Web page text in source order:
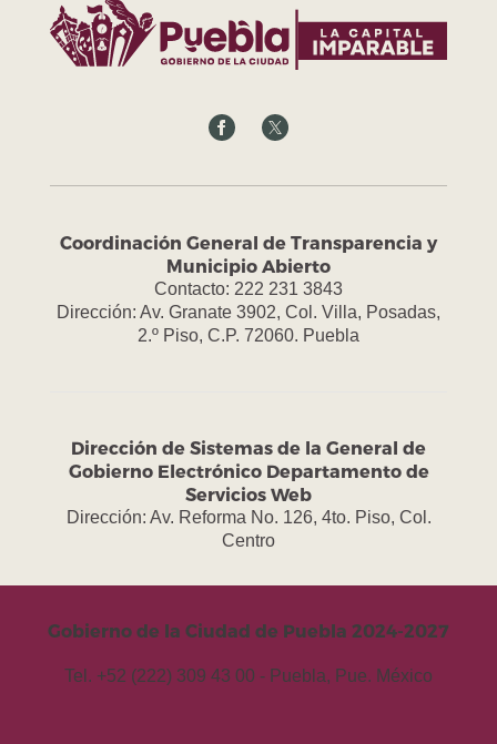
Coordinación General de Transparencia y
Municipio Abierto
Contacto: 222 231 3843
Dirección: Av. Granate 3902, Col. Villa, Posadas,
2.º Piso, C.P. 72060. Puebla
Dirección de Sistemas de la General de
Gobierno Electrónico Departamento de
Servicios Web
Dirección: Av. Reforma No. 126, 4to. Piso, Col.
Centro
Gobierno de la Ciudad de Puebla 2024-2027
Tel. +52 (222) 309 43 00 - Puebla, Pue. México